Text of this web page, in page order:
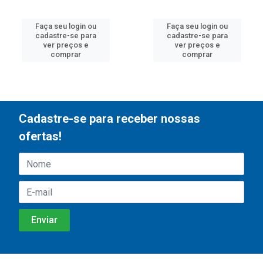
Faça seu login ou
cadastre-se para
ver preços e
comprar
Faça seu login ou
cadastre-se para
ver preços e
comprar
Cadastre-se para receber nossas
ofertas!